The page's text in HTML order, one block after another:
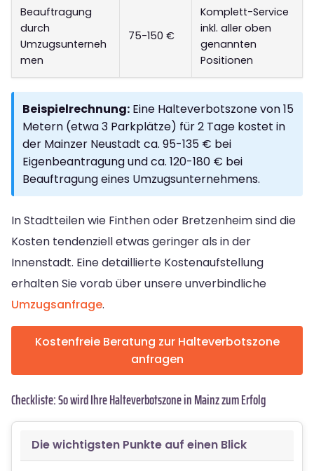
Beauftragung
durch
Umzugsunterneh
men
75-150 €
Komplett-Service
inkl. aller oben
genannten
Positionen
Beispielrechnung: Eine Halteverbotszone von 15
Metern (etwa 3 Parkplätze) für 2 Tage kostet in
der Mainzer Neustadt ca. 95-135 € bei
Eigenbeantragung und ca. 120-180 € bei
Beauftragung eines Umzugsunternehmens.
In Stadtteilen wie Finthen oder Bretzenheim sind die
Kosten tendenziell etwas geringer als in der
Innenstadt. Eine detaillierte Kostenaufstellung
erhalten Sie vorab über unsere unverbindliche
Umzugsanfrage.
Kostenfreie Beratung zur Halteverbotszone
anfragen
Checkliste: So wird Ihre Halteverbotszone in Mainz zum Erfolg
Die wichtigsten Punkte auf einen Blick